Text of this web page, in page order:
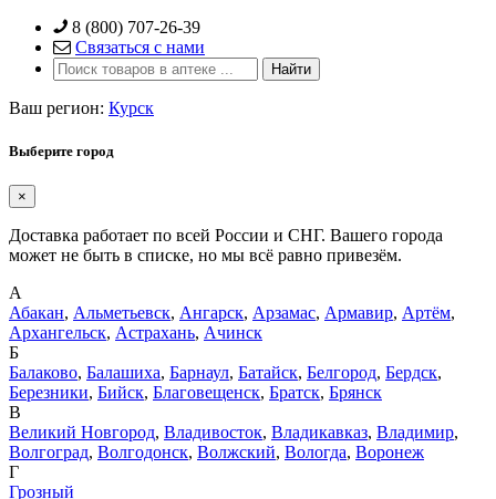
Skip
content
8 (800) 707-26-39
Связаться с нами
Ваш регион: Курск
Выберите город
×
Доставка работает по всей России и СНГ. Вашего города
может не быть в списке, но мы всё равно привезём.
А
Абакан, Альметьевск, Ангарск, Арзамас, Армавир, Артём,
Архангельск, Астрахань, Ачинск
Б
Балаково, Балашиха, Барнаул, Батайск, Белгород, Бердск,
Березники, Бийск, Благовещенск, Братск, Брянск
В
Великий Новгород, Владивосток, Владикавказ, Владимир,
Волгоград, Волгодонск, Волжский, Вологда, Воронеж
Г
Грозный